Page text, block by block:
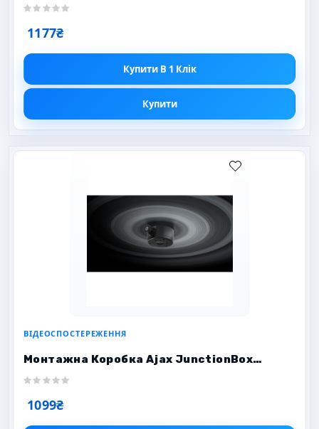
1177₴
Купити В 1 Клік
Купити
ВІДЕОСПОСТЕРЕЖЕННЯ
Монтажна Коробка Ajax JunctionBox
(118×59) — Біла
1099₴